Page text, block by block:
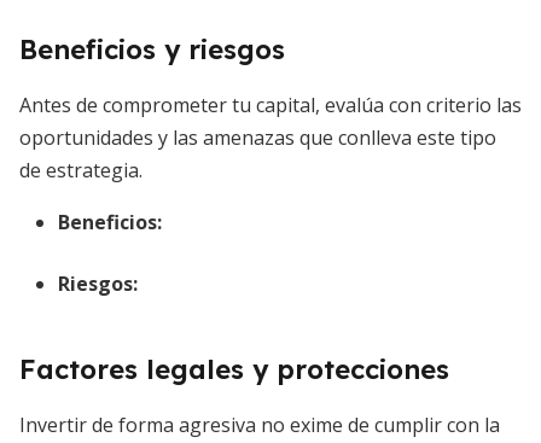
Beneficios y riesgos
Antes de comprometer tu capital, evalúa con criterio las
oportunidades y las amenazas que conlleva este tipo
de estrategia.
Beneficios:
Riesgos:
Factores legales y protecciones
Invertir de forma agresiva no exime de cumplir con la